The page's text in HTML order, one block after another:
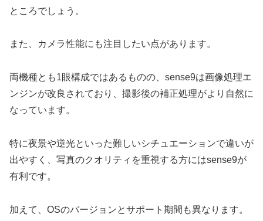
ところでしょう。
また、カメラ性能にも注目したい点があります。
両機種とも1眼構成ではあるものの、sense9は画像処理エ
ンジンが改良されており、撮影後の補正処理がより自然に
なっています。
特に夜景や逆光といった難しいシチュエーションで違いが
出やすく、写真のクオリティを重視する方にはsense9が
有利です。
加えて、OSのバージョンとサポート期間も異なります。